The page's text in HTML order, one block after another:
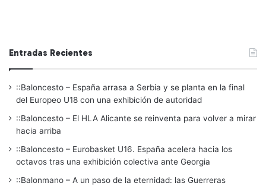
Entradas Recientes
::Baloncesto – España arrasa a Serbia y se planta en la final
del Europeo U18 con una exhibición de autoridad
::Baloncesto – El HLA Alicante se reinventa para volver a mirar
hacia arriba
::Baloncesto – Eurobasket U16. España acelera hacia los
octavos tras una exhibición colectiva ante Georgia
::Balonmano – A un paso de la eternidad: las Guerreras